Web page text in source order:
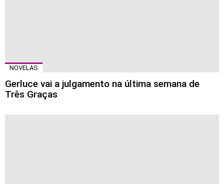
NOVELAS
Gerluce vai a julgamento na última semana de
Três Graças